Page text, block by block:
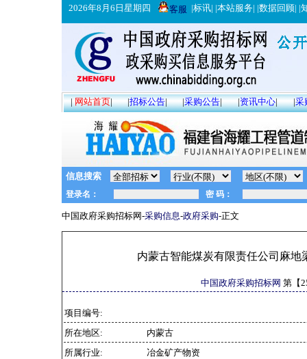
2026年8月6日星期四 客服 |标讯| |本站服务| |数据回顾| |
|网站首页| |招标公告| |采购公告| |资讯中心| |采
信息搜索
中国政府采购招标网-采购信息-政府采购-正文
内蒙古智能煤炭有限责任公司麻
中国政府采购招标网 第【
项目编号:
所在地区:
内蒙古
所属行业:
冶金矿产物资